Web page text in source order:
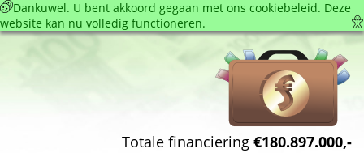
Dankuwel. U bent akkoord gegaan met ons cookie­beleid. Deze
website kan nu volledig functioneren.
Totale financiering €180.897.000,-